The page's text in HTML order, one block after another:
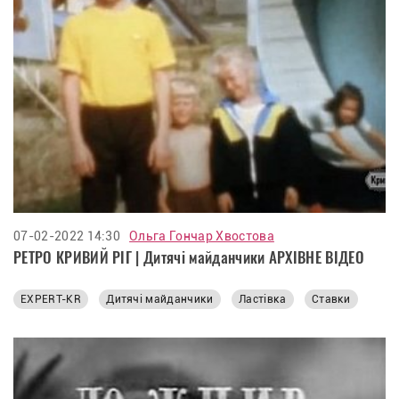
07-02-2022 14:30 Ольга Гончар Хвостова
РЕТРО КРИВИЙ РІГ | Дитячі майданчики АРХІВНЕ ВІДЕО
EXPERT-KR Дитячі майданчики Ластівка Ставки